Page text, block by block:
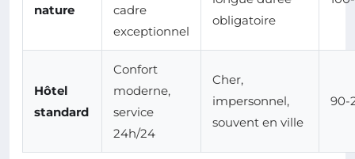
nature
cadre
exceptionnel
obligatoire
Hôtel
standard
Confort
moderne,
service
24h/24
Cher,
impersonnel,
souvent en ville
90-